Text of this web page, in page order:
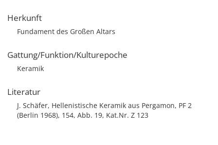
Herkunft
Fundament des Großen Altars
Gattung/Funktion/Kulturepoche
Keramik
Literatur
J. Schäfer, Hellenistische Keramik aus Pergamon, PF 2
(Berlin 1968), 154, Abb. 19, Kat.Nr. Z 123